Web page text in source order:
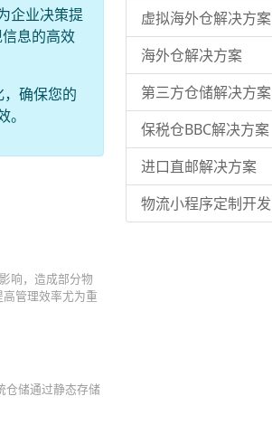
企业决策提
息的高效
确保您的
响，造成部分物
管理效率尤为重
仓储通过静态存储
虚拟海外仓解决方案
海外仓解决方案
第三方仓储解决方案
保税仓BBC解决方案
进口直邮解决方案
物流小程序定制开发